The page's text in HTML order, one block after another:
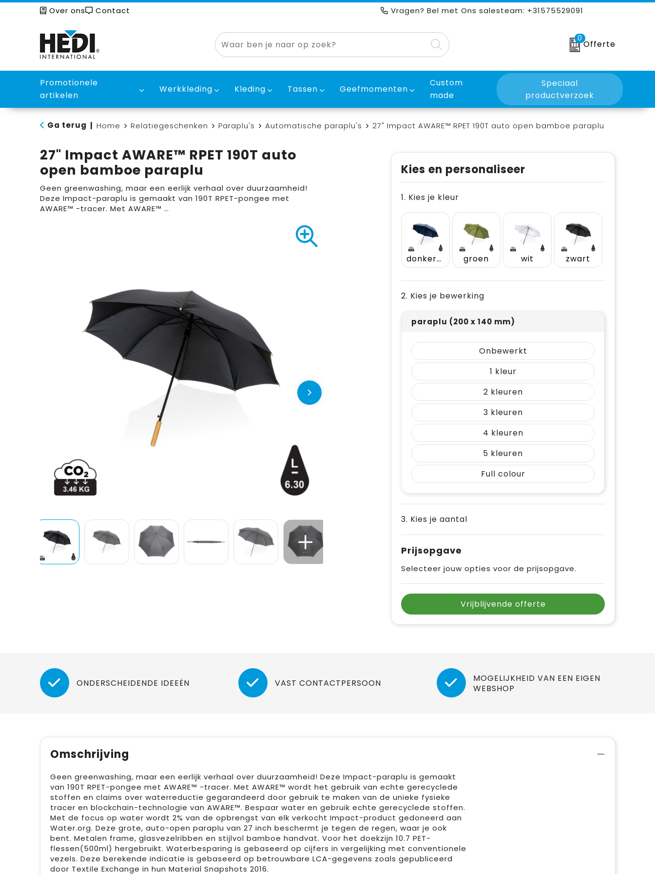
Over ons Contact Vragen? Bel met Ons salesteam: +31575529091
0
Offerte
Promotionele
artikelen
Werkkleding Kleding Tassen Geefmomenten
Custom
made
Speciaal
productverzoek
Ga terug Home Relatiegeschenken Paraplu's Automatische paraplu's 27" Impact AWARE™ RPET 190T auto open bamboe paraplu
27" Impact AWARE™ RPET 190T auto
open bamboe paraplu
Geen greenwashing, maar een eerlijk verhaal over duurzaamheid!
Deze Impact-paraplu is gemaakt van 190T RPET-pongee met
AWARE™ -tracer. Met AWARE™ …
Kies en personaliseer
1. Kies je kleur
donkerblauw groen wit zwart
2. Kies je bewerking
paraplu (200 x 140 mm)
Onbewerkt
1
2
3
4
5
Full colour
3. Kies je aantal
Prijsopgave
Selecteer jouw opties voor de prijsopgave.
Vrijblijvende offerte
ONDERSCHEIDENDE IDEEËN VAST CONTACTPERSOON
MOGELIJKHEID VAN EEN EIGEN
WEBSHOP
Omschrijving
Geen greenwashing, maar een eerlijk verhaal over duurzaamheid! Deze Impact-paraplu is gemaakt
van 190T RPET-pongee met AWARE™ -tracer. Met AWARE™ wordt het gebruik van echte gerecyclede
stoffen en claims over waterreductie gegarandeerd door gebruik te maken van de unieke fysieke
tracer en blockchain-technologie van AWARE™. Bespaar water en gebruik echte gerecyclede stoffen.
Met de focus op water wordt 2% van de opbrengst van elk verkocht Impact-product gedoneerd aan
Water.org. Deze grote, auto-open paraplu van 27 inch beschermt je tegen de regen, waar je ook
bent. Metalen frame, glasvezelribben en stijlvol bamboe handvat. Voor het doekzijn 10.7 PET-
flessen(500ml) hergebruikt. Waterbesparing is gebaseerd op cijfers in vergelijking met conventionele
vezels. Deze berekende indicatie is gebaseerd op betrouwbare LCA-gegevens zoals gepubliceerd
door Textile Exchange in hun Material Snapshots 2016.